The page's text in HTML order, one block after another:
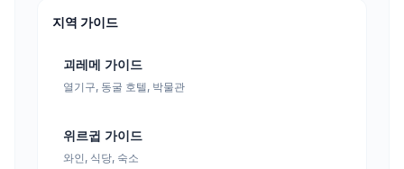
지역 가이드
괴레메 가이드
열기구, 동굴 호텔, 박물관
위르귑 가이드
와인, 식당, 숙소